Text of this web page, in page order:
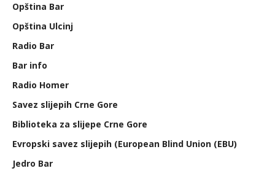
Opština Bar
Opština Ulcinj
Radio Bar
Bar info
Radio Homer
Savez slijepih Crne Gore
Biblioteka za slijepe Crne Gore
Evropski savez slijepih (European Blind Union (EBU)
Jedro Bar